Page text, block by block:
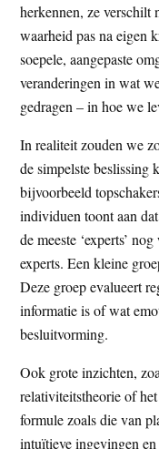
herkennen, ze verschilt
waarheid pas na eigen
soepele, aangepaste
veranderingen in wat
gedragen – in hoe we
In realiteit zouden we
de simpelste beslissing
bijvoorbeeld
individuen toont aan
de meeste ‘experts’
experts. Een kleine
Deze groep evalueert
informatie is of wat
besluitvorming.
Ook grote inzichten,
relativiteitstheorie of
formule zoals die van
intuïtieve ingevingen